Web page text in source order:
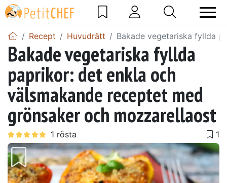
Recept Huvudrätt Bakade vegetariska fyllda
Bakade vegetariska fyllda
paprikor: det enkla och
välsmakande receptet med
grönsaker och mozzarellaost